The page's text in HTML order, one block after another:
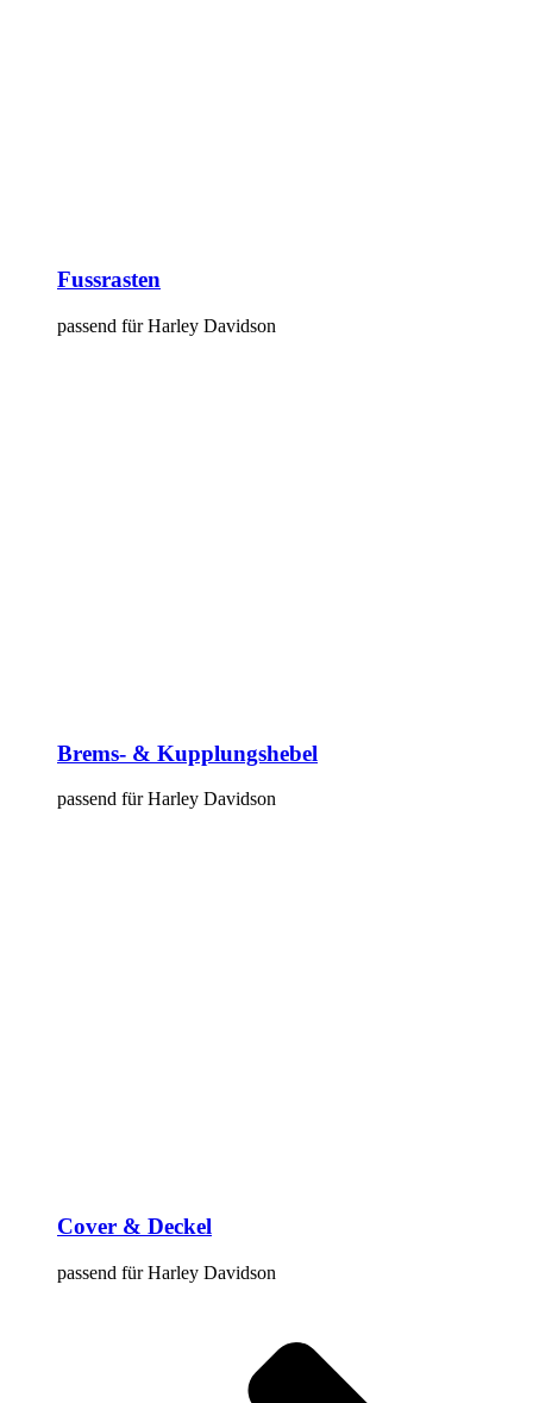
Fussrasten
passend für Harley Davidson
Brems- & Kupplungshebel
passend für Harley Davidson
Cover & Deckel
passend für Harley Davidson